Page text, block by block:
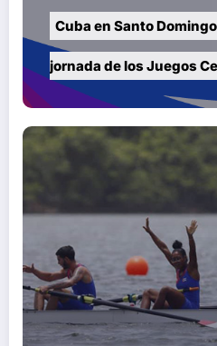
Cuba en Santo
jornada de los Juegos